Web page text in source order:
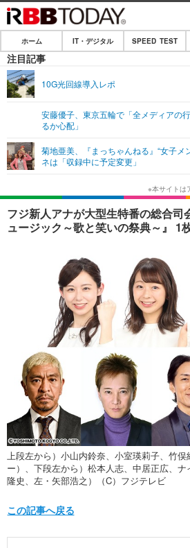
ホーム
IT・デジタル
ネタ
ショッピング
エンタメTOP
音楽
ショッピング
ライフ
ライフTOP
ペット
リリース一覧
プッシュ通知の停止方法
ホーム IT・デジタル SPEED TEST
注目記事
10G光回線導入レポ
安藤優子、東京五輪で「全メディアの
るか心配」
菊地亜美、『まっちゃんねる』“女子メ
ネは「収録中に予定変更」
フジ新人アナが大型生特番の総合司
ュージック～歌と笑いの祭典～』 1
上段左から）小山内鈴奈、小室瑛莉子、竹
ー）、下段左から）松本人志、中居正広、
隆史、左・矢部浩之）（C）フジテレビ
この記事へ戻る